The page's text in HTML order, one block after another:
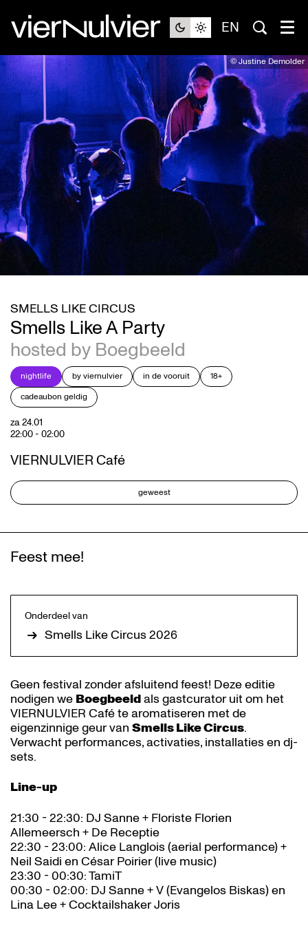
EN
© Justine Demolder
Smells Like A Party
hosted by Boegbeeld
SMELLS LIKE CIRCUS
nightlife by viernulvier in de vooruit
18+
cadeaubon geldig
za 24.01
22:00- 02:00
VIERNULVIER Café
geweest
Feest mee!
Geen festival zonder afsluitend feest! Deze editie
nodigen we Boegbeeldals gastcurator uit om het
VIERNULVIER Café te aromatiseren met de
eigenzinnige geur van Smells Like Circus.
Verwacht performances, activaties, installaties en dj-
sets.
Line-up
21:30 - 22:30: DJ Sanne + Floriste Florien
Allemeersch + De Receptie
22:30 - 23:00: Alice Langlois (aerial performance) +
Neil Saidi en César Poirier (live music)
23:30 - 00:30: TamiT
00:30 - 02:00: DJ Sanne + V (Evangelos Biskas) en
Lina Lee + Cocktailshaker Joris
Onderdeel van
Smells Like Circus 2026